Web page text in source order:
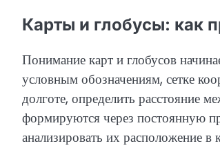
Карты и глобусы: как
Понимание карт и глобусов
условным обозначениям, сетке
долготе, определить расстояние
формируются через постоянную
анализировать их расположение в